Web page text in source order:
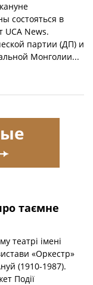
состояться в
News.
партии (ДП) и
Монголии...
таємне
театрі імені
«Оркестр»
(1910-1987).
Події